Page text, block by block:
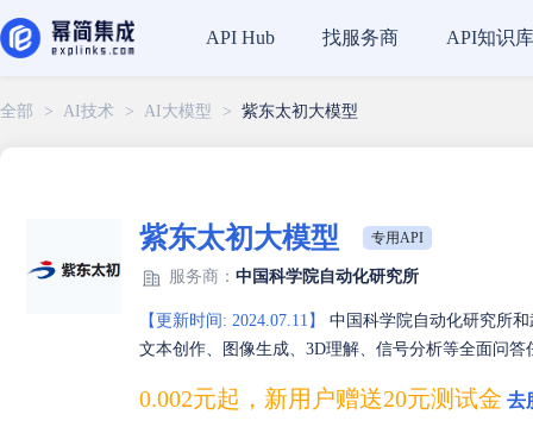
API Hub 找服务商 API知识库
全部 > AI技术 > AI大模型 > 紫东太初大模型
紫东太初大模型 专用API
服务商： 中国科学院自动化研究所
【更新时间: 2024.07.11】
中国科学院自动化研究所
文本创作、图像生成、3D理解、信号分析等全面问
0.002元起，新用户赠送20元测试金 去